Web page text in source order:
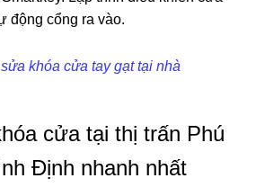
động cổng ra vào.
khóa cửa tay gạt tại nhà
cửa tại thị trấn Phú
Định nhanh nhất